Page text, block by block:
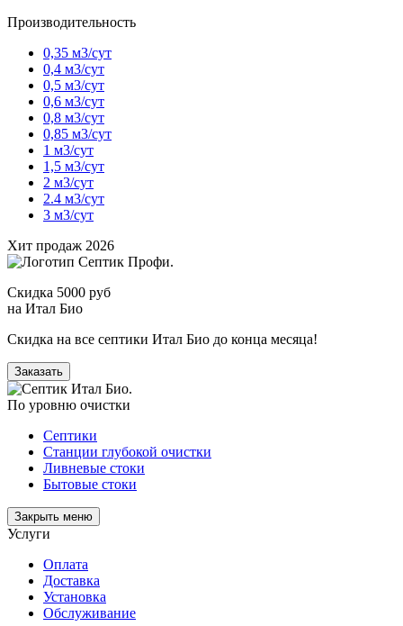
Производительность
0,35 м3/сут
0,4 м3/сут
0,5 м3/сут
0,6 м3/сут
0,8 м3/сут
0,85 м3/сут
1 м3/сут
1,5 м3/сут
2 м3/сут
2.4 м3/сут
3 м3/сут
Хит продаж 2026
Скидка 5000 руб
на Итал Био
Скидка на все септики Итал Био до конца месяца!
Заказать
По уровню очистки
Септики
Станции глубокой очистки
Ливневые стоки
Бытовые стоки
Закрыть меню
Услуги
Оплата
Доставка
Установка
Обслуживание